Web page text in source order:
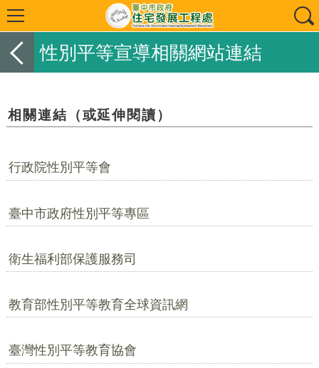
性別平等宣導相關網站連結
相關連結（或延伸閱讀）
行政院性別平等會
臺中市政府性別平等專區
衛生福利部保護服務司
教育部性別平等教育全球資訊網
臺灣性別平等教育協會